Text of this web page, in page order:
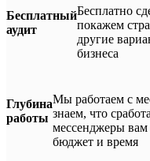
Бесплатный
аудит
Бесплатно
покажем
другие
бизнеса
Глубина
работы
Мы работаем с
знаем, что
мессенджеры вам
бюджет и время